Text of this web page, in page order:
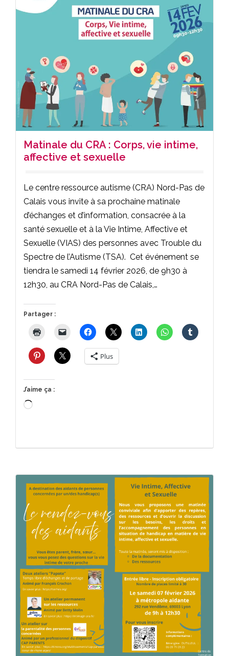
Matinale du CRA : Corps, vie intime,
affective et sexuelle
Le centre ressource autisme (CRA) Nord-Pas de
Calais vous invite à sa prochaine matinale
d’échanges et d’information, consacrée à la
santé sexuelle et à la Vie Intime, Affective et
Sexuelle (VIAS) des personnes avec Trouble du
Spectre de l’Autisme (TSA). Cet événement se
tiendra le samedi 14 février 2026, de 9h30 à
12h30, au CRA Nord-Pas de Calais,…
Partager :
Plus
J’aime ça :
Chargement…